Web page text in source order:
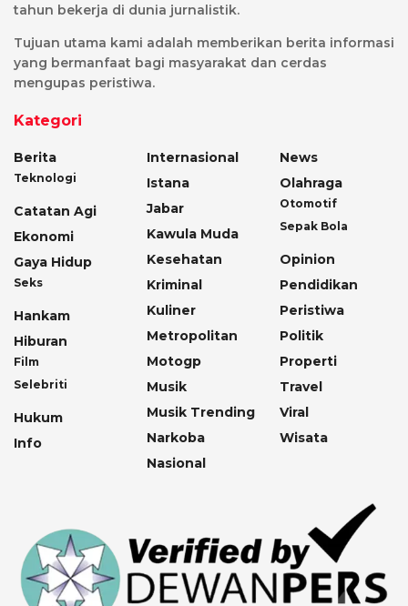
tahun bekerja di dunia jurnalistik.
Tujuan utama kami adalah memberikan berita informasi
yang bermanfaat bagi masyarakat dan cerdas
mengupas peristiwa.
Kategori
Berita
Teknologi
Catatan Agi
Ekonomi
Gaya Hidup
Seks
Hankam
Hiburan
Film
Selebriti
Hukum
Info
Internasional
Istana
Jabar
Kawula Muda
Kesehatan
Kriminal
Kuliner
Metropolitan
Motogp
Musik
Musik Trending
Narkoba
Nasional
News
Olahraga
Otomotif
Sepak Bola
Opinion
Pendidikan
Peristiwa
Politik
Properti
Travel
Viral
Wisata